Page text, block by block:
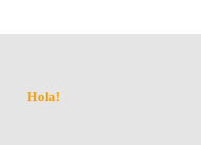
Hola!